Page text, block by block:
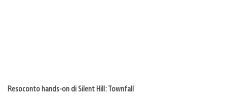
Resoconto hands-on di Silent Hill: Townfall